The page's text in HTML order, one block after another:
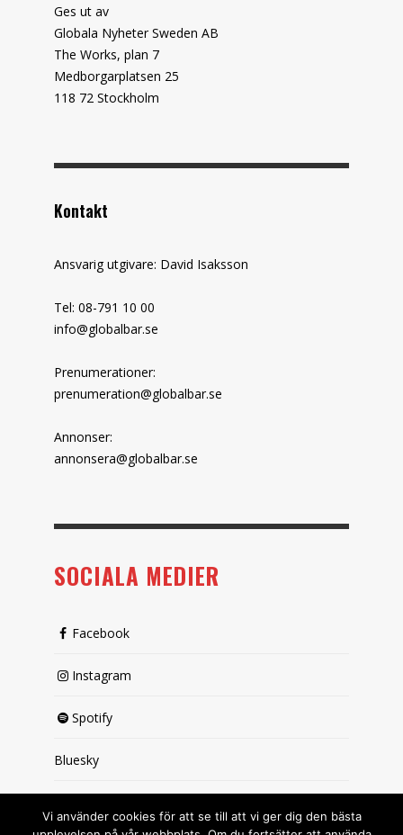
Ges ut av
Globala Nyheter Sweden AB
The Works, plan 7
Medborgarplatsen 25
118 72 Stockholm
Kontakt
Ansvarig utgivare: David Isaksson
Tel: 08-791 10 00
info@globalbar.se
Prenumerationer:
prenumeration@globalbar.se
Annonser:
annonsera@globalbar.se
SOCIALA MEDIER
Facebook
Instagram
Spotify
Bluesky
Vi använder cookies för att se till att vi ger dig den bästa